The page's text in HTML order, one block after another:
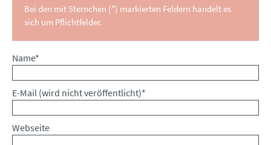
Bei den mit Sternchen (*) markierten Feldern handelt es
sich um Pflichtfelder.
Pflichtfeld
Name*
Pflichtfeld
E-Mail (wird nicht veröffentlicht)*
Webseite